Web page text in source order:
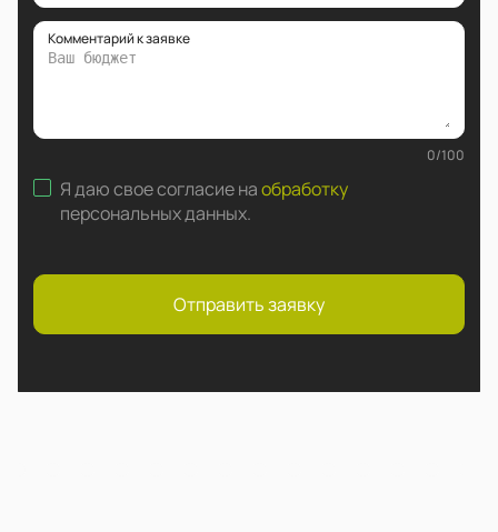
Комментарий к заявке
0/100
Я даю свое согласие наобработку
персональных данных.
Отправить заявку